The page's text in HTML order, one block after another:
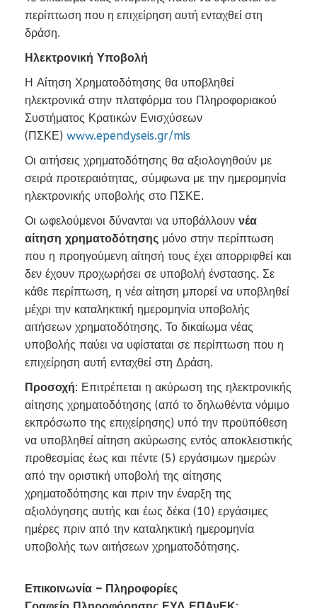
περίπτωση που η επιχείρηση αυτή ενταχθεί στη
δράση.
Ηλεκτρονική Υποβολή
Η Αίτηση Χρηματοδότησης θα υποβληθεί
ηλεκτρονικά στην πλατφόρμα του Πληροφοριακού
Συστήματος Κρατικών Ενισχύσεων
(ΠΣΚΕ) www.ependyseis.gr/mis
Οι αιτήσεις χρηματοδότησης θα αξιολογηθούν με
σειρά προτεραιότητας, σύμφωνα με την ημερομηνία
ηλεκτρονικής υποβολής στο ΠΣΚΕ.
Οι ωφελούμενοι δύνανται να υποβάλλουν νέα
αίτηση χρηματοδότησης μόνο στην περίπτωση
που η προηγούμενη αίτησή τους έχει απορριφθεί και
δεν έχουν προχωρήσει σε υποβολή ένστασης. Σε
κάθε περίπτωση, η νέα αίτηση μπορεί να υποβληθεί
μέχρι την καταληκτική ημερομηνία υποβολής
αιτήσεων χρηματοδότησης. Το δικαίωμα νέας
υποβολής παύει να υφίσταται σε περίπτωση που η
επιχείρηση αυτή ενταχθεί στη Δράση.
Προσοχή: Επιτρέπεται η ακύρωση της ηλεκτρονικής
αίτησης χρηματοδότησης (από το δηλωθέντα νόμιμο
εκπρόσωπο της επιχείρησης) υπό την προϋπόθεση
να υποβληθεί αίτηση ακύρωσης εντός αποκλειστικής
προθεσμίας έως και πέντε (5) εργάσιμων ημερών
από την οριστική υποβολή της αίτησης
χρηματοδότησης και πριν την έναρξη της
αξιολόγησης αυτής και έως δέκα (10) εργάσιμες
ημέρες πριν από την καταληκτική ημερομηνία
υποβολής των αιτήσεων χρηματοδότησης.
Επικοινωνία – Πληροφορίες